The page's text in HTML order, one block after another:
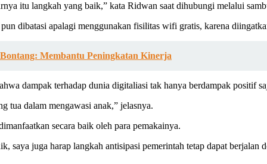
itu langkah yang baik,” kata Ridwan saat dihubungi melalui
dibatasi apalagi menggunakan fisilitas wifi gratis, karena
Membantu Peningkatan Kinerja
dampak terhadap dunia digitaliasi tak hanya berdampak positif
tua dalam mengawasi anak,” jelasnya.
secara baik oleh para pemakainya.
saya juga harap langkah antisipasi pemerintah tetap dapat